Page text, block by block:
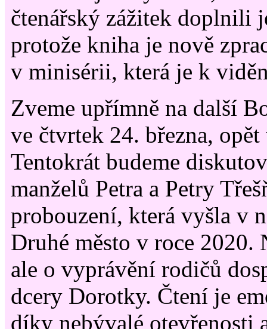
čtenářský zážitek doplnili
protože kniha je nově
v minisérii, která je k
Zveme upřímně na další
ve čtvrtek 24. března,
Tentokrát budeme
manželů Petra a Petry
probouzení, která vyšla v
Druhé město v roce 2020.
ale o vyprávění rodičů
dcery Dorotky. Čtení je
díky nebývalé otevřenosti